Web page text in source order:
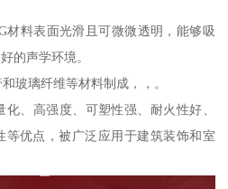
材料表面光滑且可微微透明，能够吸
的声学环境。
玻璃纤维等材料制成，，。
、高强度、可塑性强、耐火性好、
等优点，被广泛应用于建筑装饰和室